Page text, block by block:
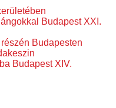
Budapest XXI.
Budapesten
Budapest XIV.